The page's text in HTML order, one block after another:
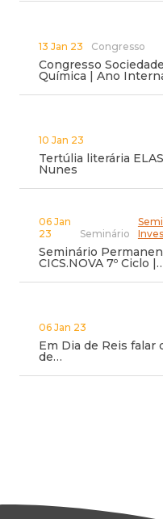
13 Jan 23 Congresso
Congresso
Química | Ano
10 Jan 23
Tertúlia literária
Nunes
06 Jan
23
Seminário
Seminário
CICS.NOVA 7º Ciclo
06 Jan 23
Em Dia de Reis falar
de…